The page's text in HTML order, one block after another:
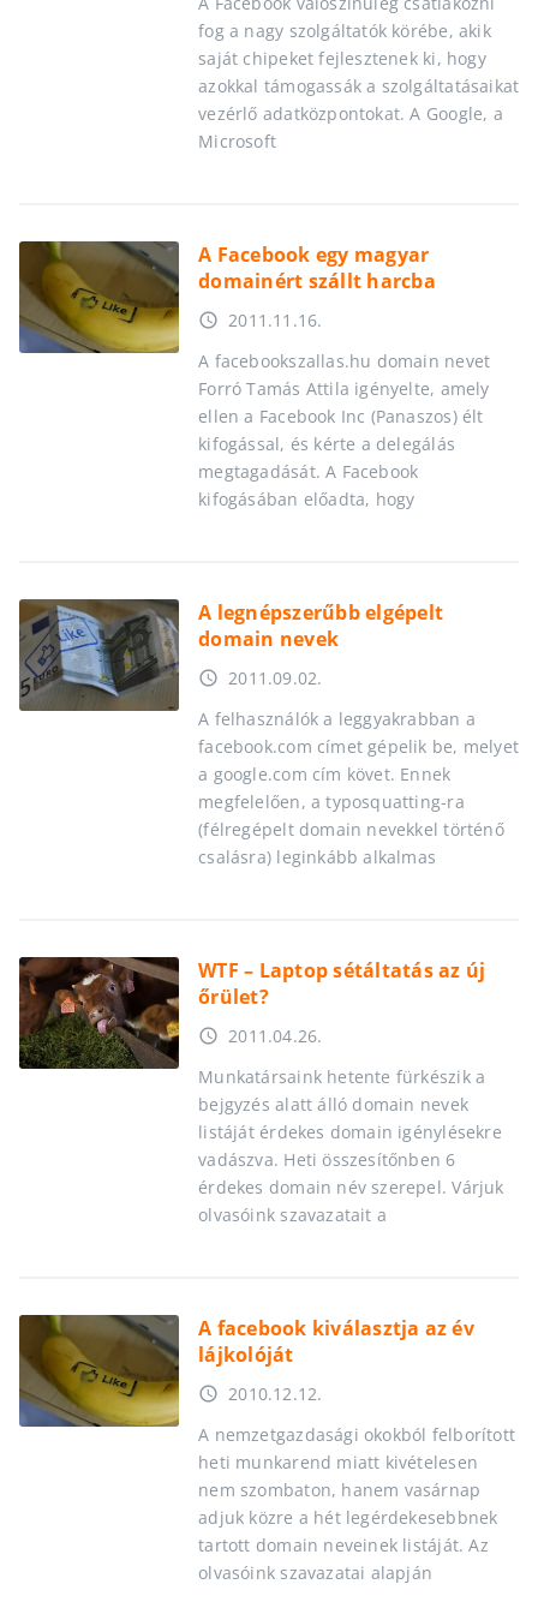
fog a nagy szolgáltatók körébe, akik
saját chipeket fejlesztenek ki, hogy
azokkal támogassák a szolgáltatásaikat
vezérlő adatközpontokat. A Google, a
Microsoft
A Facebook egy magyar
domainért szállt harcba
access_time 2011.11.16.
A facebookszallas.hu domain nevet
Forró Tamás Attila igényelte, amely
ellen a Facebook Inc (Panaszos) élt
kifogással, és kérte a delegálás
megtagadását. A Facebook
kifogásában előadta, hogy
A legnépszerűbb elgépelt
domain nevek
access_time 2011.09.02.
A felhasználók a leggyakrabban a
facebook.com címet gépelik be, melyet
a google.com cím követ. Ennek
megfelelően, a typosquatting-ra
(félregépelt domain nevekkel történő
csalásra) leginkább alkalmas
WTF – Laptop sétáltatás az új
őrület?
access_time 2011.04.26.
Munkatársaink hetente fürkészik a
bejgyzés alatt álló domain nevek
listáját érdekes domain igénylésekre
vadászva. Heti összesítőnben 6
érdekes domain név szerepel. Várjuk
olvasóink szavazatait a
A facebook kiválasztja az év
lájkolóját
access_time 2010.12.12.
A nemzetgazdasági okokból felborított
heti munkarend miatt kivételesen
nem szombaton, hanem vasárnap
adjuk közre a hét legérdekesebbnek
tartott domain neveinek listáját. Az
olvasóink szavazatai alapján